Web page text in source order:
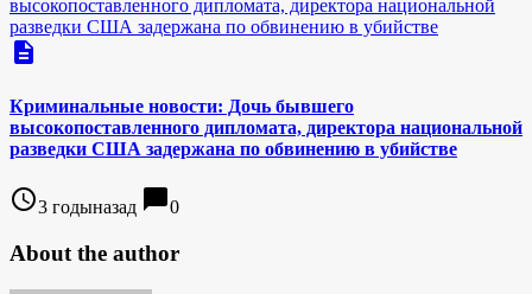
description
Криминальные новости: Дочь бывшего
высокопоставленного дипломата, директора национальной
разведки США задержана по обвинению в убийстве
access_time3 годыназад chat_bubble0
About the author